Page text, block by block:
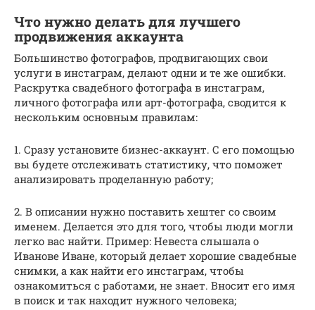
Что нужно делать для лучшего
продвижения аккаунта
Большинство фотографов, продвигающих свои
услуги в инстаграм, делают одни и те же ошибки.
Раскрутка свадебного фотографа в инстаграм,
личного фотографа или арт-фотографа, сводится к
нескольким основным правилам:
1. Сразу установите бизнес-аккаунт. С его помощью
вы будете отслеживать статистику, что поможет
анализировать проделанную работу;
2. В описании нужно поставить хештег со своим
именем. Делается это для того, чтобы люди могли
легко вас найти. Пример: Невеста слышала о
Иванове Иване, который делает хорошие свадебные
снимки, а как найти его инстаграм, чтобы
ознакомиться с работами, не знает. Вносит его имя
в поиск и так находит нужного человека;